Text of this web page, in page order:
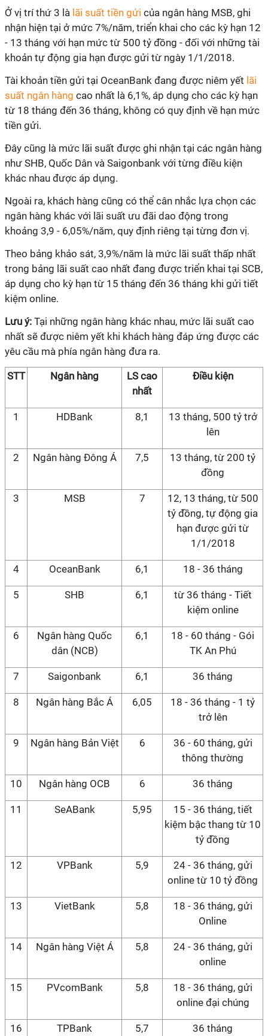
Ở vị trí thứ 3 là lãi suất tiền gửi của ngân hàng MSB, ghi
nhận hiện tại ở mức 7%/năm, triển khai cho các kỳ hạn 12
- 13 tháng với hạn mức từ 500 tỷ đồng - đối với những tài
khoản tự động gia hạn được gửi từ ngày 1/1/2018.
Tài khoản tiền gửi tại OceanBank đang được niêm yết lãi
suất ngân hàng cao nhất là 6,1%, áp dụng cho các kỳ hạn
từ 18 tháng đến 36 tháng, không có quy định về hạn mức
tiền gửi.
Đây cũng là mức lãi suất được ghi nhận tại các ngân hàng
như SHB, Quốc Dân và Saigonbank với từng điều kiện
khác nhau được áp dụng.
Ngoài ra, khách hàng cũng có thể cân nhắc lựa chọn các
ngân hàng khác với lãi suất ưu đãi dao động trong
khoảng 3,9 - 6,05%/năm, quy định riêng tại từng đơn vị.
Theo bảng khảo sát, 3,9%/năm là mức lãi suất thấp nhất
trong bảng lãi suất cao nhất đang được triển khai tại SCB,
áp dụng cho kỳ hạn từ 15 tháng đến 36 tháng khi gửi tiết
kiệm online.
Lưu ý: Tại những ngân hàng khác nhau, mức lãi suất cao
nhất sẽ được niêm yết khi khách hàng đáp ứng được các
yêu cầu mà phía ngân hàng đưa ra.
STT Ngân hàng
LS cao
nhất
Điều kiện
1 HDBank 8,1
13 tháng, 500 tỷ trở
lên
2 Ngân hàng Đông Á 7,5
13 tháng, từ 200 tỷ
đồng
3 MSB 7
12, 13 tháng, từ 500
tỷ đồng, tự động gia
hạn được gửi từ
1/1/2018
4 OceanBank 6,1 18 - 36 tháng
5 SHB 6,1
từ 36 tháng - Tiết
kiệm online
6
Ngân hàng Quốc
dân (NCB)
6,1
18 - 60 tháng - Gói
TK An Phú
7 Saigonbank 6,1 36 tháng
8 Ngân hàng Bắc Á 6,05
18 - 36 tháng - 1 tỷ
trở lên
9 Ngân hàng Bản Việt 6
36 - 60 tháng, gửi
thông thường
10 Ngân hàng OCB 6 36 tháng
11 SeABank 5,95
15 - 36 tháng, tiết
kiệm bậc thang từ 10
tỷ đồng
12 VPBank 5,9
24 - 36 tháng, gửi
online từ 10 tỷ đồng
13 VietBank 5,8
18 - 36 tháng, gửi
Online
14 Ngân hàng Việt Á 5,8
24 - 36 tháng, gửi
online
15 PVcomBank 5,8
18 - 36 tháng, gửi
online đại chúng
16 TPBank 5,7 36 tháng